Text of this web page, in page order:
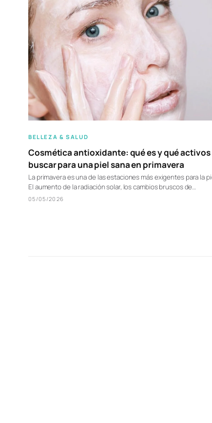
BELLEZA & SALUD
Cosmética antioxidante: qué es y qué activos
buscar para una piel sana en primavera
La primavera es una de las estaciones más exigentes para la
El aumento de la radiación solar, los cambios bruscos de…
05/05/2026